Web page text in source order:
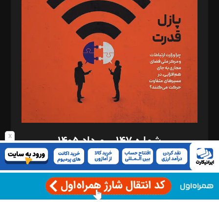
x
تحریریه‌: مجتبی محمود‌ی، آرش برهمند، یسنا امان‌پور، سروش کرمیان،
مصطفی مسجدی آرانی، ابوالفضل رجبی، زهرا فکرانه، فائزه فتحی
رستمی،مصطفی باستان
ویرایش: نگار استاد‌‌آقا
طراح یونیفرم: مجید توکلی
فیلمبرداری و عکاسی: امیر شفیعی، مانی لطفی زاده
گرافیک و صفحه‌آرایی: سید‌سبحان‌علی ثابت
مد‌یر توسعه تجاری: کامبیز برید‌
امور مالی: شاپور رهبری، محمد‌ کاظمی‌نیا
مرکز تماس: ۰۲۱۴۲۸۲۴۰۰۰
آگهی و مشترکین: ۰۹۱۹۹۹۹۰۴۵۴
شماره ۱۴۷ - مرداد ۱۴۰۵
دانلود ماهنامه